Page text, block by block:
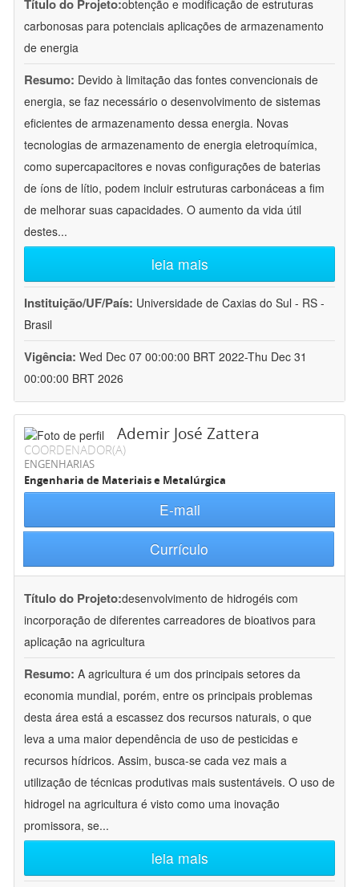
Título do Projeto:obtenção e modificação de estruturas
carbonosas para potenciais aplicações de armazenamento
de energia
Resumo: Devido à limitação das fontes convencionais de
energia, se faz necessário o desenvolvimento de sistemas
eficientes de armazenamento dessa energia. Novas
tecnologias de armazenamento de energia eletroquímica,
como supercapacitores e novas configurações de baterias
de íons de lítio, podem incluir estruturas carbonáceas a fim
de melhorar suas capacidades. O aumento da vida útil
destes...
leia mais
Instituição/UF/País: Universidade de Caxias do Sul - RS -
Brasil
Vigência: Wed Dec 07 00:00:00 BRT 2022-Thu Dec 31
00:00:00 BRT 2026
Ademir José Zattera
COORDENADOR(A)
ENGENHARIAS
Engenharia de Materiais e Metalúrgica
E-mail
Currículo
Título do Projeto:desenvolvimento de hidrogéis com
incorporação de diferentes carreadores de bioativos para
aplicação na agricultura
Resumo: A agricultura é um dos principais setores da
economia mundial, porém, entre os principais problemas
desta área está a escassez dos recursos naturais, o que
leva a uma maior dependência de uso de pesticidas e
recursos hídricos. Assim, busca-se cada vez mais a
utilização de técnicas produtivas mais sustentáveis. O uso de
hidrogel na agricultura é visto como uma inovação
promissora, se...
leia mais